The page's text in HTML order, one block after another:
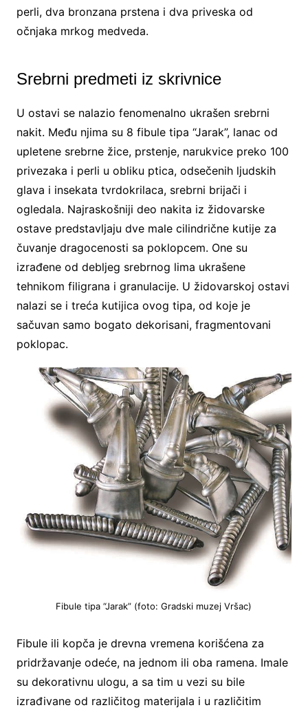
perli, dva bronzana prstena i dva priveska od
očnjaka mrkog medveda.
Srebrni predmeti iz skrivnice
U ostavi se nalazio fenomenalno ukrašen srebrni
nakit. Među njima su 8 fibule tipa “Jarak”, lanac od
upletene srebrne žice, prstenje, narukvice preko 100
privezaka i perli u obliku ptica, odsečenih ljudskih
glava i insekata tvrdokrilaca, srebrni brijači i
ogledala. Najraskošniji deo nakita iz židovarske
ostave predstavljaju dve male cilindrične kutije za
čuvanje dragocenosti sa poklopcem. One su
izrađene od debljeg srebrnog lima ukrašene
tehnikom filigrana i granulacije. U židovarskoj ostavi
nalazi se i treća kutijica ovog tipa, od koje je
sačuvan samo bogato dekorisani, fragmentovani
poklopac.
Fibule tipa “Jarak” (foto: Gradski muzej Vršac)
Fibule ili kopča je drevna vremena korišćena za
pridržavanje odeće, na jednom ili oba ramena. Imale
su dekorativnu ulogu, a sa tim u vezi su bile
izrađivane od različitog materijala i u različitim